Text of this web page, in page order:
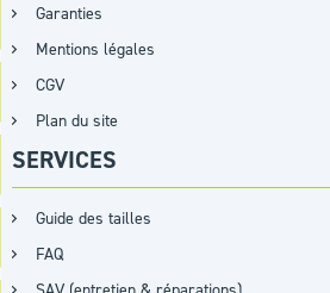
Garanties
Mentions légales
CGV
Plan du site
SERVICES
Guide des tailles
FAQ